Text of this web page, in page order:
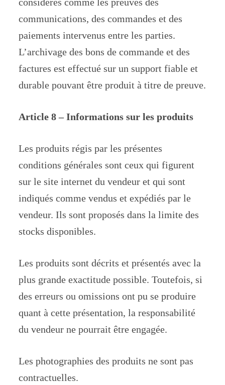
considérés comme les preuves des
communications, des commandes et des
paiements intervenus entre les parties.
L’archivage des bons de commande et des
factures est effectué sur un support fiable et
durable pouvant être produit à titre de preuve.
Article 8 – Informations sur les produits
Les produits régis par les présentes
conditions générales sont ceux qui figurent
sur le site internet du vendeur et qui sont
indiqués comme vendus et expédiés par le
vendeur. Ils sont proposés dans la limite des
stocks disponibles.
Les produits sont décrits et présentés avec la
plus grande exactitude possible. Toutefois, si
des erreurs ou omissions ont pu se produire
quant à cette présentation, la responsabilité
du vendeur ne pourrait être engagée.
Les photographies des produits ne sont pas
contractuelles.